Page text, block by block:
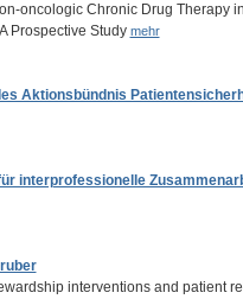
oncologic Chronic Drug Therapy
Prospective Study mehr
Aktionsbündnis
interprofessionelle
interventions and patient